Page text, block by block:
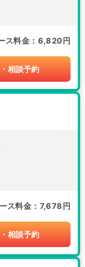
ス料金 6,820円
相談予約
ス料金 7,678円
相談予約